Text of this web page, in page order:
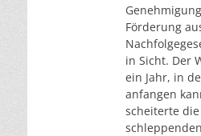
Förderung
in Sicht. Der
ein Jahr, in
anfangen
scheiterte